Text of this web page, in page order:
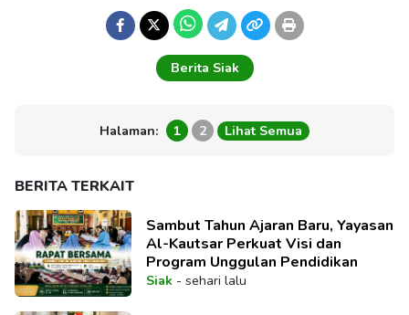
Berita Siak
Halaman: 1 2 Lihat Semua
BERITA TERKAIT
Sambut Tahun Ajaran Baru, Yayasan
Al-Kautsar Perkuat Visi dan
Program Unggulan Pendidikan
Siak- sehari lalu